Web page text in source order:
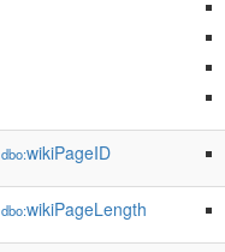
dbo:wikiPageID
dbo:wikiPageLength